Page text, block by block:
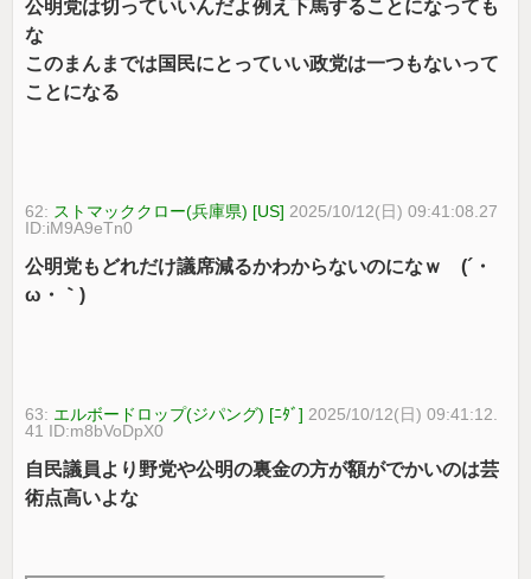
公明党は切っていいんだよ例え下馬することになっても
な
このまんまでは国民にとっていい政党は一つもないって
ことになる
62: ストマッククロー(兵庫県) [US] 2025/10/12(日) 09:41:08.27
ID:iM9A9eTn0
公明党もどれだけ議席減るかわからないのになｗ (´・
ω・｀)
63: エルボードロップ(ジパング) [ﾆﾀﾞ] 2025/10/12(日) 09:41:12.
41 ID:m8bVoDpX0
自民議員より野党や公明の裏金の方が額がでかいのは芸
術点高いよな